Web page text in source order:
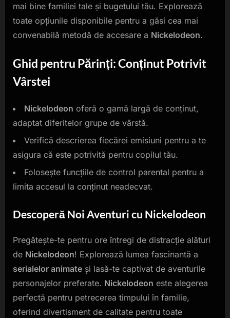
mai bine familiei tale și bugetului tău. Explorează
toate opțiunile disponibile pentru a găsi cea mai
convenabilă metodă de accesare a Nickelodeon.
Ghid pentru Părinți: Conținut Potrivit
Vârstei
Nickelodeon oferă o gamă largă de conținut,
adaptat diferitelor grupe de vârstă.
Verifică descrierea fiecărei emisiuni pentru a te
asigura că este potrivită pentru copilul tău.
Folosește funcțiile de control parental pentru a
limita accesul la conținut neadecvat.
Descoperă Noi Aventuri cu Nickelodeon
Pregătește-te pentru ore întregi de distracție alături
de Nickelodeon! Explorează lumea fascinantă a
serialelor animate și lasă-te captivat de aventurile
personajelor preferate. Nickelodeon este alegerea
perfectă pentru petrecerea timpului în familie,
oferind divertisment de calitate pentru toate